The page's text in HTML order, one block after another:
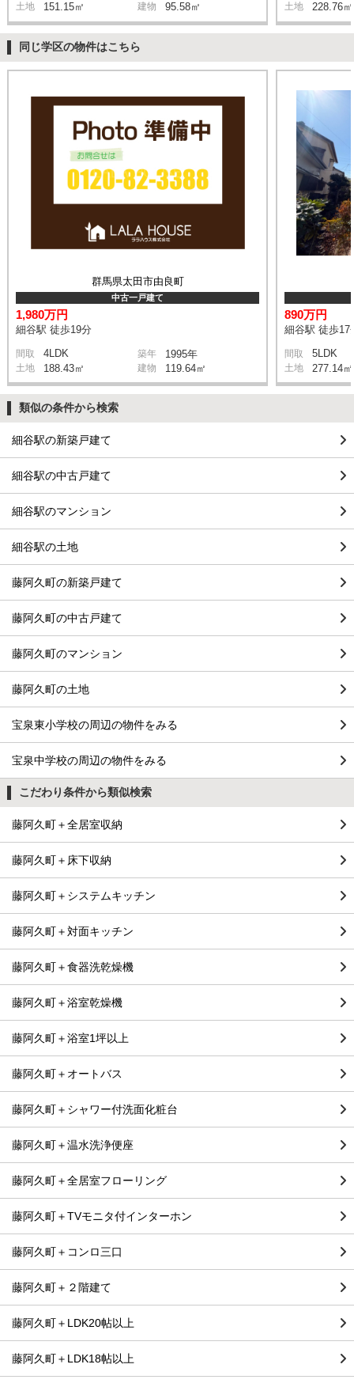
土地 151.15㎡ 建物 95.58㎡ 土地 228.76㎡
同じ学区の物件はこちら
群馬県太田市由良町
中古一戸建て
1,980万円
細谷駅 徒歩19分
間取 4LDK 築年 1995年
土地 188.43㎡ 建物 119.64㎡
890万円
細谷駅 徒歩17
間取 5LDK
土地 277.14㎡
類似の条件から検索
細谷駅の新築戸建て
細谷駅の中古戸建て
細谷駅のマンション
細谷駅の土地
藤阿久町の新築戸建て
藤阿久町の中古戸建て
藤阿久町のマンション
藤阿久町の土地
宝泉東小学校の周辺の物件をみる
宝泉中学校の周辺の物件をみる
こだわり条件から類似検索
藤阿久町＋全居室収納
藤阿久町＋床下収納
藤阿久町＋システムキッチン
藤阿久町＋対面キッチン
藤阿久町＋食器洗乾燥機
藤阿久町＋浴室乾燥機
藤阿久町＋浴室1坪以上
藤阿久町＋オートバス
藤阿久町＋シャワー付洗面化粧台
藤阿久町＋温水洗浄便座
藤阿久町＋全居室フローリング
藤阿久町＋TVモニタ付インターホン
藤阿久町＋コンロ三口
藤阿久町＋２階建て
藤阿久町＋LDK20帖以上
藤阿久町＋LDK18帖以上